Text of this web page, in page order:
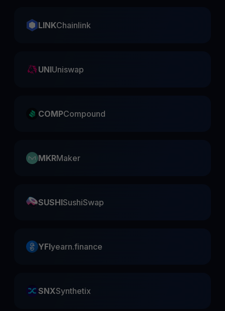
LINKChainlink
UNIUniswap
COMPCompound
MKRMaker
SUSHISushiSwap
YFIyearn.finance
SNXSynthetix